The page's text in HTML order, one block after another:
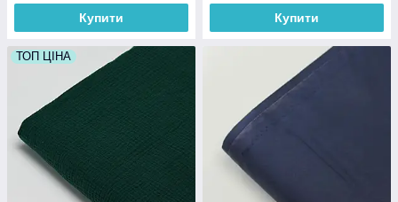
Купити Купити
ТОП ЦІНА